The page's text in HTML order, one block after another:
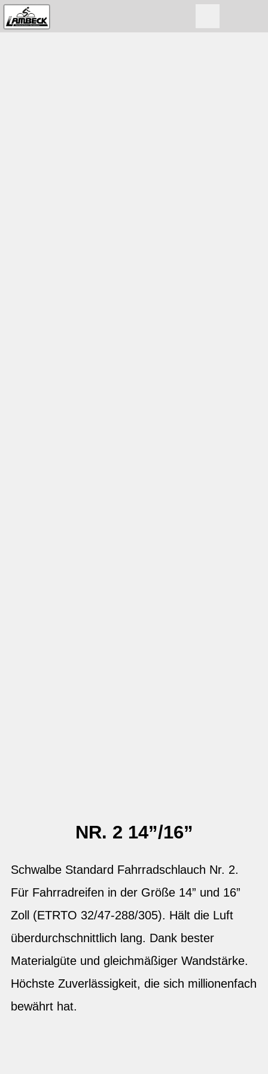
NR. 2 14”/16”
Schwalbe Standard Fahrradschlauch Nr. 2.
Für Fahrradreifen in der Größe 14” und 16”
Zoll (ETRTO 32/47-288/305). Hält die Luft
überdurchschnittlich lang. Dank bester
Materialgüte und gleichmäßiger Wandstärke.
Höchste Zuverlässigkeit, die sich millionenfach
bewährt hat.